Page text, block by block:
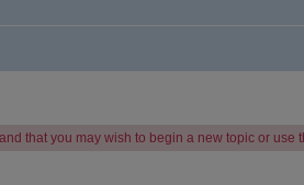
that you may wish to begin a new topic or